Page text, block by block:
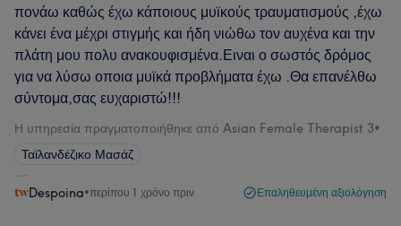
πονάω καθώς έχω κάποιους μυϊκούς τραυματισμούς ,έχω
κάνει ένα μέχρι στιγμής και ήδη νιώθω τον αυχένα και την
πλάτη μου πολυ ανακουφισμένα.Ειναι ο σωστός δρόμος
για να λύσω οποια μυϊκά προβλήματα έχω .Θα επανέλθω
σύντομα,σας ευχαριστώ!!!
Η υπηρεσία πραγματοποιήθηκε από Asian Female Therapist 3•
Ταϊλανδέζικο Μασάζ
Despoina•περίπου 1 χρόνο πριν Επαληθευμένη αξιολόγηση